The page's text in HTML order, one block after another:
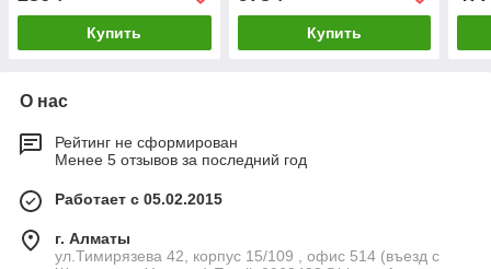
Купить Купить
О нас
Рейтинг не сформирован
Менее 5 отзывов за последний год
Работает с 05.02.2015
г. Алматы
ул.Тимирязева 42, корпус 15/109 , офис 514 (въезд с